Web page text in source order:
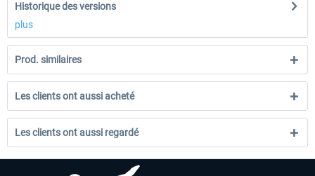
Historique des versions
plus
Prod. similaires
Les clients ont aussi acheté
Les clients ont aussi regardé